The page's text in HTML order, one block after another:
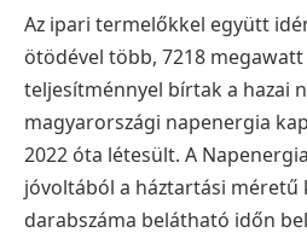
Az ipari termelőkkel együtt
ötödével több, 7218
teljesítménnyel bírtak a hazai
magyarországi napenergia
2022 óta létesült. A
jóvoltából a háztartási méretű
darabszáma belátható időn